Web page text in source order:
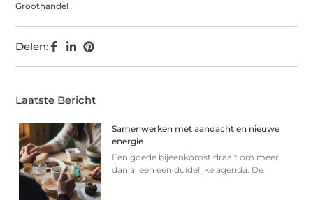
Groothandel
Delen:
Laatste Bericht
Samenwerken met aandacht en nieuwe
energie
Een goede bijeenkomst draait om meer
dan alleen een duidelijke agenda. De